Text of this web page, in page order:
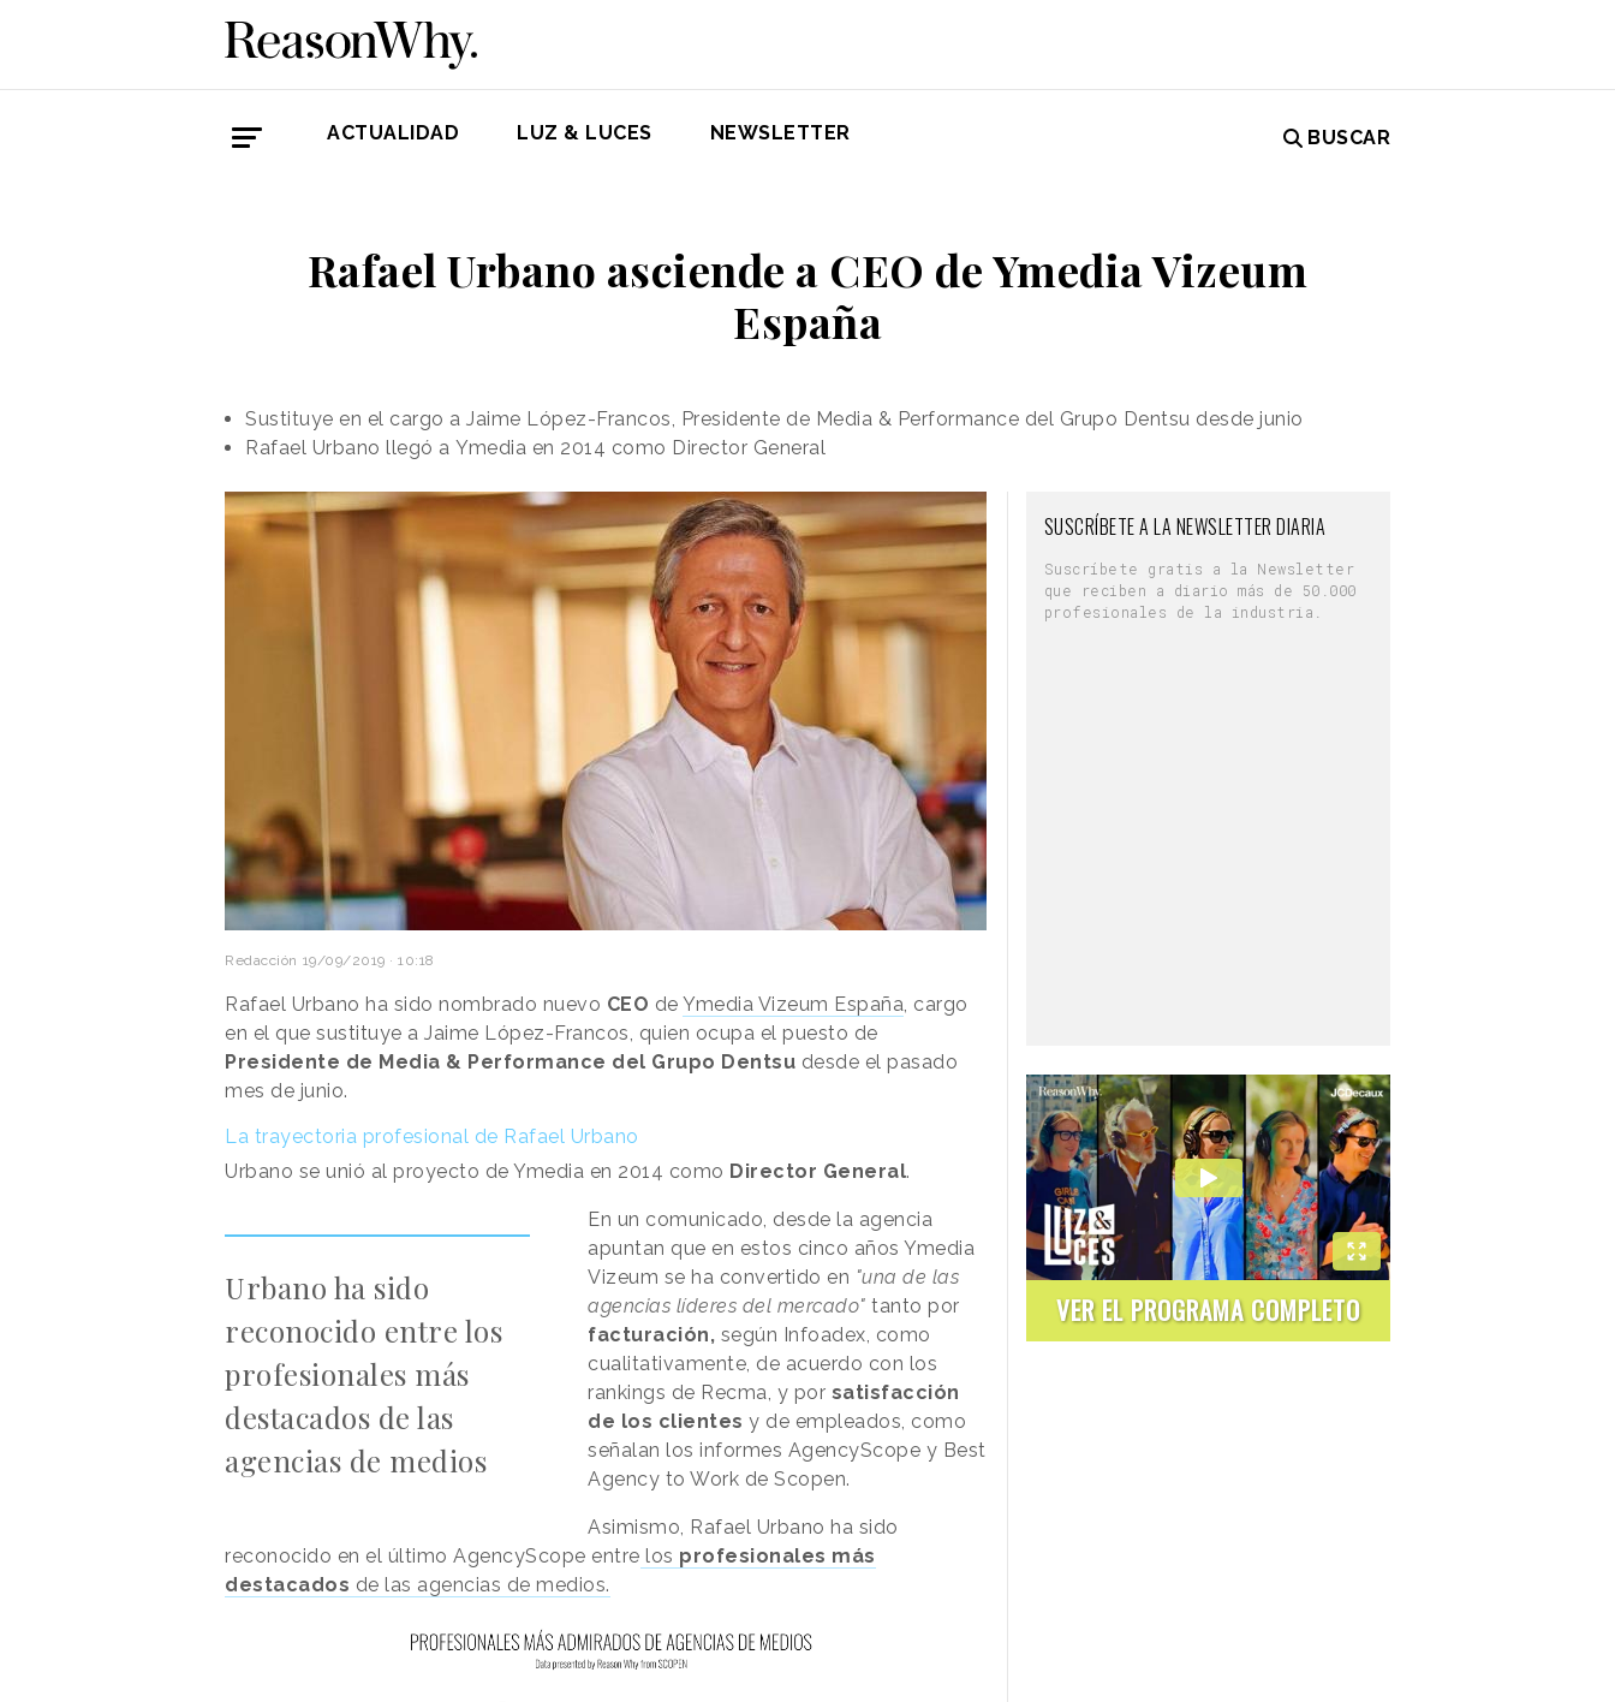
ACTUALIDAD LUZ & LUCES NEWSLETTER BUSCAR
Rafael Urbano asciende a CEO de Ymedia Vizeum
España
Sustituye en el cargo a Jaime López-Francos, Presidente de Media & Performance del Grupo Dentsu desde junio
Rafael Urbano llegó a Ymedia en 2014 como Director General
Redacción 19/09/2019 · 10:18
Rafael Urbano ha sido nombrado nuevo CEO de Ymedia Vizeum España , cargo
en el que sustituye a Jaime López-Francos, quien ocupa el puesto de
Presidente de Media & Performance del Grupo Dentsu desde el pasado
mes de junio.
La trayectoria profesional de Rafael Urbano
Urbano se unió al proyecto de Ymedia en 2014 como Director General.
Urbano ha sido
reconocido entre los
profesionales más
destacados de las
agencias de medios
En un comunicado, desde la agencia
apuntan que en estos cinco años Ymedia
Vizeum se ha convertido en "una de las
agencias líderes del mercado" tanto por
facturación, según Infoadex, como
cualitativamente, de acuerdo con los
rankings de Recma, y por satisfacción
de los clientesy de empleados, como
señalan los informes AgencyScope y Best
Agency to Work de Scopen.
Asimismo, Rafael Urbano ha sido
reconocido en el último AgencyScope entre los profesionales más
destacados de las agencias de medios.
SUSCRÍBETE A LA NEWSLETTER DIARIA
Suscríbete gratis a la Newsletter
que reciben a diario más de 50.000
profesionales de la industria.
VER EL PROGRAMA COMPLETO